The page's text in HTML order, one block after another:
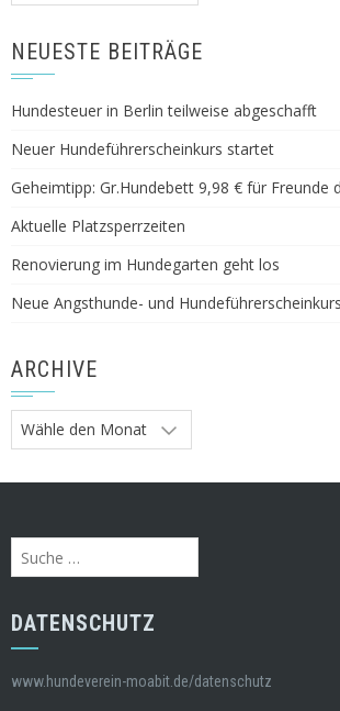
NEUESTE BEITRÄGE
Hundesteuer in Berlin teilweise abgeschafft
Neuer Hundeführerscheinkurs startet
Geheimtipp: Gr.Hundebett 9,98 € für Freunde
Aktuelle Platzsperrzeiten
Renovierung im Hundegarten geht los
Neue Angsthunde- und
ARCHIVE
Archive
Suche
nach:
DATENSCHUTZ
www.hundeverein-moabit.de/datenschutz